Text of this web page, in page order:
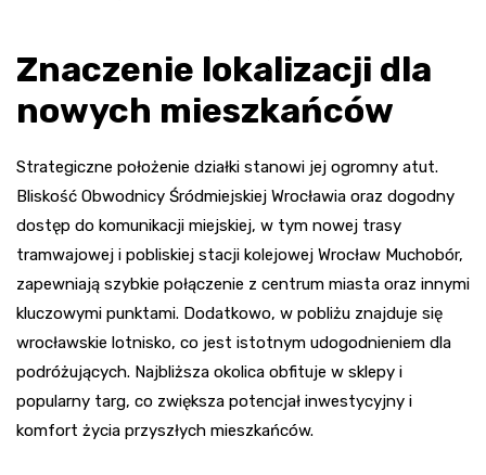
Znaczenie lokalizacji dla
nowych mieszkańców
Strategiczne położenie działki stanowi jej ogromny atut.
Bliskość Obwodnicy Śródmiejskiej Wrocławia oraz dogodny
dostęp do komunikacji miejskiej, w tym nowej trasy
tramwajowej i pobliskiej stacji kolejowej Wrocław Muchobór,
zapewniają szybkie połączenie z centrum miasta oraz innymi
kluczowymi punktami. Dodatkowo, w pobliżu znajduje się
wrocławskie lotnisko, co jest istotnym udogodnieniem dla
podróżujących. Najbliższa okolica obfituje w sklepy i
popularny targ, co zwiększa potencjał inwestycyjny i
komfort życia przyszłych mieszkańców.